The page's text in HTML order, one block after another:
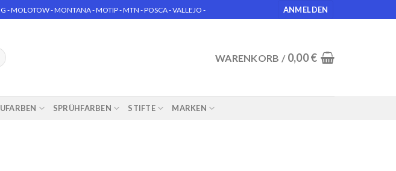
- MOLOTOW - MONTANA - MOTIP - MTN - POSCA - VALLEJO - ANMELDEN
WARENKORB / 0,00€
SPRÜHFARBEN STIFTE MARKEN